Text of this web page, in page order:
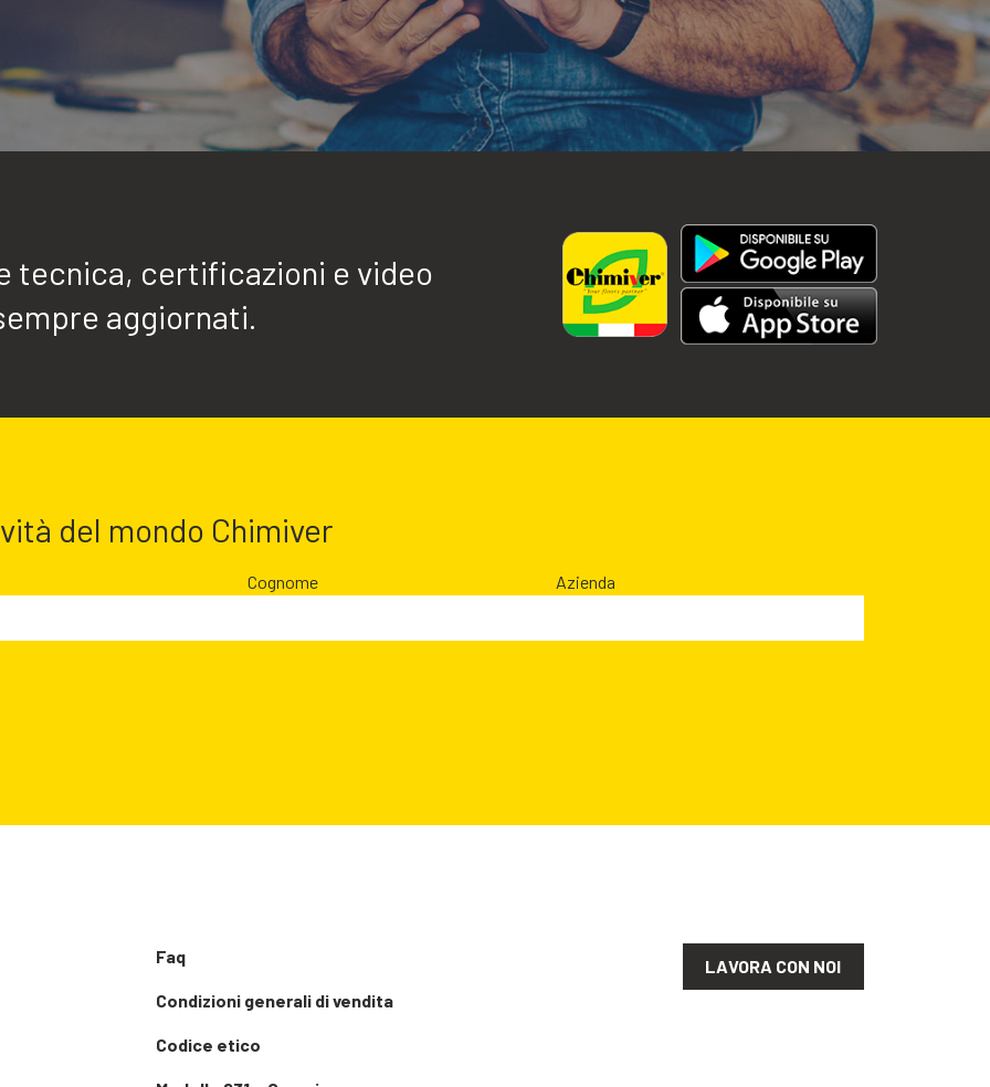
tecnica, certificazioni e video
aggiornati.
del mondo Chimiver
Cognome Azienda
Faq
Condizioni generali di vendita
Codice etico
LAVORA CON NOI